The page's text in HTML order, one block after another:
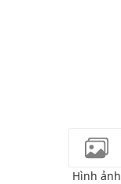
Hình ảnh